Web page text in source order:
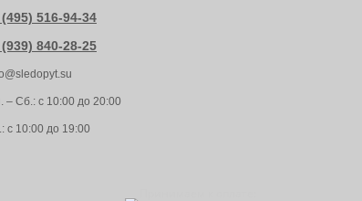
516-94-34
840-28-25
– Сб.: с 10:00 до 20:00
с 10:00 до 19:00